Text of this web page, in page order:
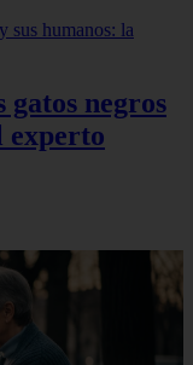
negros
experto